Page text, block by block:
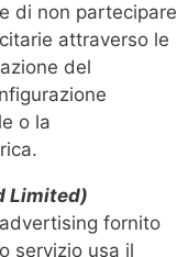
di non partecipare
attraverso le
del
o la
Limited)
fornito
servizio usa il